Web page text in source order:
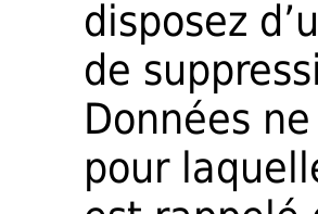
disposez
de
Données
pour